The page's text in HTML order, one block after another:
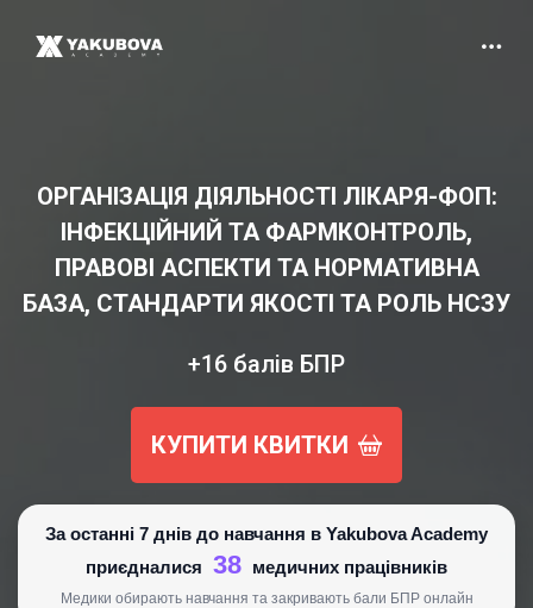
ОРГАНІЗАЦІЯ ДІЯЛЬНОСТІ ЛІКАРЯ-ФОП:
ІНФЕКЦІЙНИЙ ТА ФАРМКОНТРОЛЬ,
ПРАВОВІ АСПЕКТИ ТА НОРМАТИВНА
БАЗА, СТАНДАРТИ ЯКОСТІ ТА РОЛЬ НСЗУ
+16 балів БПР
КУПИТИ КВИТКИ
За останні 7 днів до навчання в Yakubova Academy
приєдналися 38 медичних працівників
Медики обирають навчання та закривають бали БПР онлайн